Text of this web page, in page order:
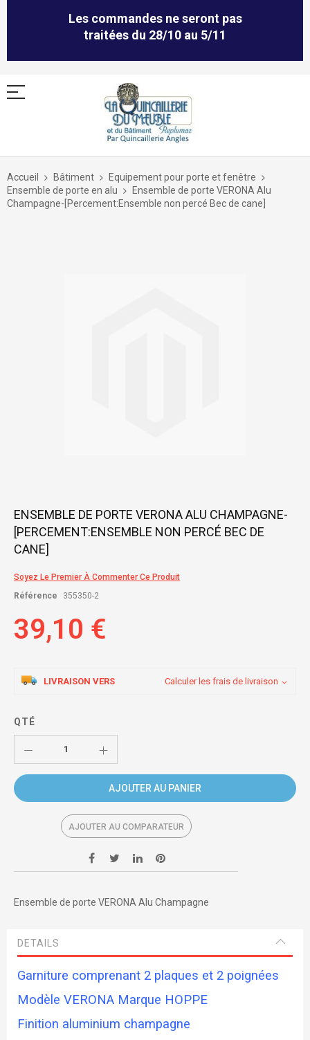
Les commandes ne seront pas
traitées du 28/10 au 5/11
Allez
contenu
Accueil Bâtiment
Equipement pour porte et fenêtre
Ensemble de porte en alu
Ensemble de porte VERONA Alu
Champagne-[Percement:Ensemble non percé Bec de cane]
Skip
the
beginning
images
gallery
ENSEMBLE DE PORTE VERONA ALU CHAMPAGNE-
[PERCEMENT:ENSEMBLE NON PERCÉ BEC DE
CANE]
Soyez Le Premier À Commenter Ce Produit
Référence
355350-2
39,10 €
LIVRAISON VERS Calculer les frais de livraison
QTÉ
AJOUTER AU PANIER
AJOUTER AU COMPARATEUR
Ensemble de porte VERONA Alu Champagne
DETAILS
Garniture comprenant 2 plaques et 2 poignées
Modèle VERONA Marque HOPPE
Finition aluminium champagne